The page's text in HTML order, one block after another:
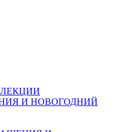
И НОВОГОДНИЙ